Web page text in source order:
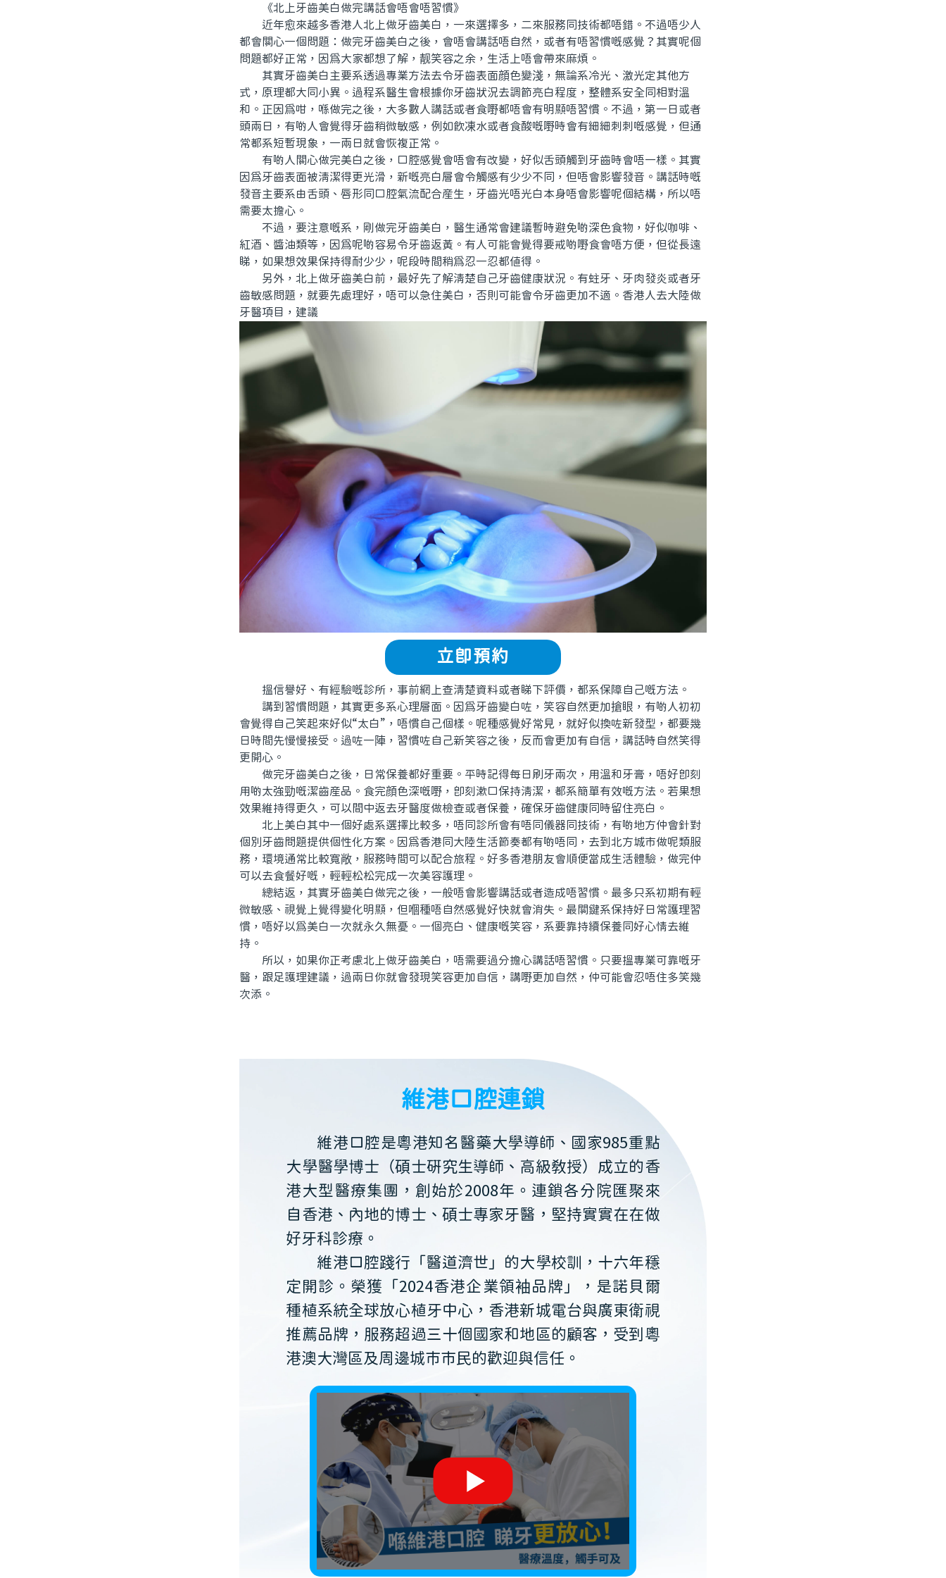
《北上牙齒美白做完講話會唔會唔習慣》
近年愈來越多香港人北上做牙齒美白，一來選擇多，二來服務同技術都唔錯。不過唔少人
都會關心一個問題：做完牙齒美白之後，會唔會講話唔自然，或者有唔習慣嘅感覺？其實呢個
問題都好正常，因爲大家都想了解，靓笑容之余，生活上唔會帶來麻煩。
其實牙齒美白主要系透過專業方法去令牙齒表面顔色變淺，無論系冷光、激光定其他方
式，原理都大同小異。過程系醫生會根據你牙齒狀況去調節亮白程度，整體系安全同相對溫
和。正因爲咁，喺做完之後，大多數人講話或者食嘢都唔會有明顯唔習慣。不過，第一日或者
頭兩日，有啲人會覺得牙齒稍微敏感，例如飲凍水或者食酸嘅嘢時會有細細刺刺嘅感覺，但通
常都系短暫現象，一兩日就會恢複正常。
有啲人關心做完美白之後，口腔感覺會唔會有改變，好似舌頭觸到牙齒時會唔一樣。其實
因爲牙齒表面被清潔得更光滑，新嘅亮白層會令觸感有少少不同，但唔會影響發音。講話時嘅
發音主要系由舌頭、唇形同口腔氣流配合産生，牙齒光唔光白本身唔會影響呢個結構，所以唔
需要太擔心。
不過，要注意嘅系，剛做完牙齒美白，醫生通常會建議暫時避免啲深色食物，好似咖啡、
紅酒、醬油類等，因爲呢啲容易令牙齒返黃。有人可能會覺得要戒啲嘢食會唔方便，但從長遠
睇，如果想效果保持得耐少少，呢段時間稍爲忍一忍都值得。
另外，北上做牙齒美白前，最好先了解清楚自己牙齒健康狀況。有蛀牙、牙肉發炎或者牙
齒敏感問題，就要先處理好，唔可以急住美白，否則可能會令牙齒更加不適。香港人去大陸做
牙醫項目，建議
立即預約
搵信譽好、有經驗嘅診所，事前網上查清楚資料或者睇下評價，都系保障自己嘅方法。
講到習慣問題，其實更多系心理層面。因爲牙齒變白咗，笑容自然更加搶眼，有啲人初初
會覺得自己笑起來好似“太白”，唔慣自己個樣。呢種感覺好常見，就好似換咗新發型，都要幾
日時間先慢慢接受。過咗一陣，習慣咗自己新笑容之後，反而會更加有自信，講話時自然笑得
更開心。
做完牙齒美白之後，日常保養都好重要。平時記得每日刷牙兩次，用溫和牙膏，唔好即刻
用啲太強勁嘅潔齒産品。食完顔色深嘅嘢，即刻漱口保持清潔，都系簡單有效嘅方法。若果想
效果維持得更久，可以間中返去牙醫度做檢查或者保養，確保牙齒健康同時留住亮白。
北上美白其中一個好處系選擇比較多，唔同診所會有唔同儀器同技術，有啲地方仲會針對
個別牙齒問題提供個性化方案。因爲香港同大陸生活節奏都有啲唔同，去到北方城市做呢類服
務，環境通常比較寬敞，服務時間可以配合旅程。好多香港朋友會順便當成生活體驗，做完仲
可以去食餐好嘅，輕輕松松完成一次美容護理。
總結返，其實牙齒美白做完之後，一般唔會影響講話或者造成唔習慣。最多只系初期有輕
微敏感、視覺上覺得變化明顯，但嗰種唔自然感覺好快就會消失。最關鍵系保持好日常護理習
慣，唔好以爲美白一次就永久無憂。一個亮白、健康嘅笑容，系要靠持續保養同好心情去維
持。
所以，如果你正考慮北上做牙齒美白，唔需要過分擔心講話唔習慣。只要搵專業可靠嘅牙
醫，跟足護理建議，過兩日你就會發現笑容更加自信，講嘢更加自然，仲可能會忍唔住多笑幾
次添。
維港口腔連鎖
維港口腔是粵港知名醫藥大學導師、國家985重點
大學醫學博士（碩士研究生導師、高級教授）成立的香
港大型醫療集團，創始於2008年。連鎖各分院匯聚來
自香港、內地的博士、碩士專家牙醫，堅持實實在在做
好牙科診療。
維港口腔踐行「醫道濟世」的大學校訓，十六年穩
定開診。榮獲「2024香港企業領袖品牌」，是諾貝爾
種植系統全球放心植牙中心，香港新城電台與廣東衛視
推薦品牌，服務超過三十個國家和地區的顧客，受到粵
港澳大灣區及周邊城市市民的歡迎與信任。